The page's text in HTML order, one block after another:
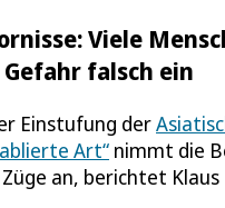
Viele
falsch ein
Einstufung der
Art“ nimmt die
an, berichtet Klaus